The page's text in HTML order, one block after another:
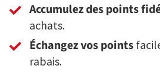
Accumulez des points
achats.
Échangez vos points
rabais.